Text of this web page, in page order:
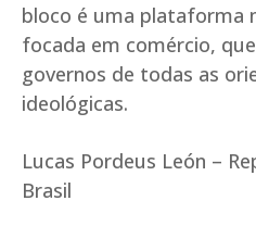
bloco é uma plataforma
focada em comércio,
governos de todas as
ideológicas.
Lucas Pordeus León –
Brasil